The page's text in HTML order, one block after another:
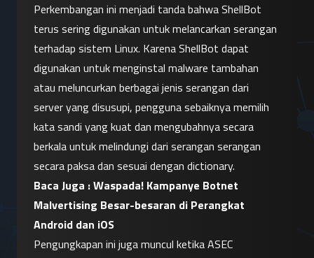
Perkembangan ini menjadi tanda bahwa ShellBot
terus sering digunakan untuk melancarkan serangan
terhadap sistem Linux. Karena ShellBot dapat
digunakan untuk menginstal malware tambahan
atau meluncurkan berbagai jenis serangan dari
server yang disusupi, pengguna sebaiknya memilih
kata sandi yang kuat dan mengubahnya secara
berkala untuk melindungi dari serangan serangan
secara paksa dan sesuai dengan dictionary.
Baca Juga : Waspada! Kampanye Botnet
Malvertising Besar-besaran di Perangkat
Android dan iOS
Pengungkapan ini juga muncul ketika ASEC